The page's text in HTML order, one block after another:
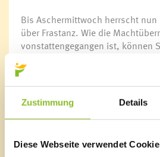
Zustimmung Details
Diese Webseite verwendet
Bis Aschermittwoch herrscht nun
über Frastanz. Wie die
vonstattengegangen ist, können
Link:
Video
Marktgemeinde Frastanz